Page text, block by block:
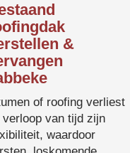
&
of roofing verliest
verloop van tijd zijn
waardoor